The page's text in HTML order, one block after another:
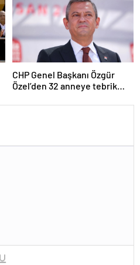
CHP Genel Başkanı Özgür
Özel’den 32 anneye tebrik